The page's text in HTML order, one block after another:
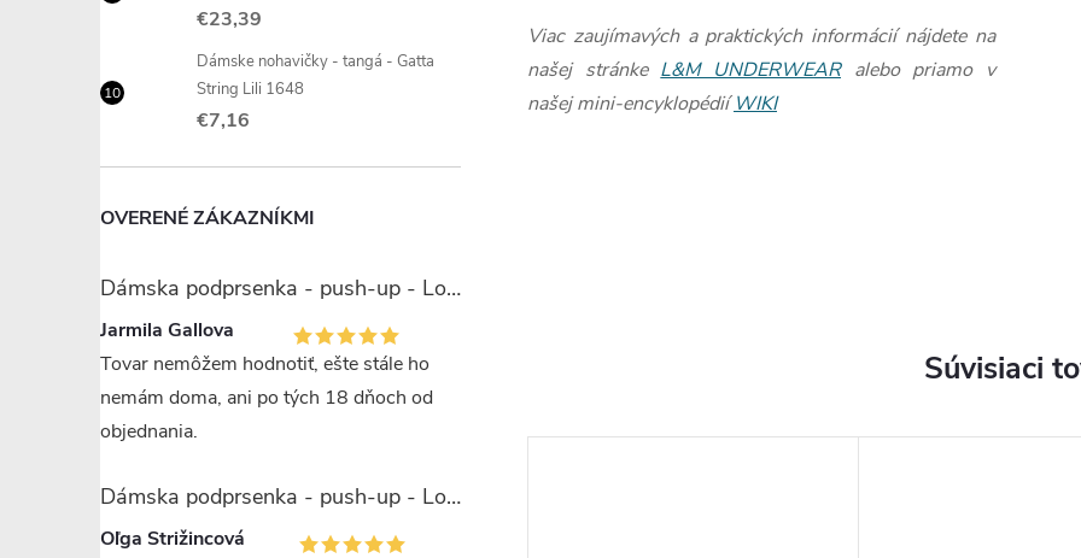
€23,39
Dámske nohavičky - tangá - Gatta
String Lili 1648
€7,16
OVERENÉ ZÁKAZNÍKMI
Dámska podprsenka - push-up - Lormar Miranda
Jarmila Gallova
Tovar nemôžem hodnotiť, ešte stále ho
nemám doma, ani po tých 18 dňoch od
objednania.
Dámska podprsenka - push-up - Lormar Saten Soft up
Oľga Strižincová
Viac zaujímavých a praktických informácií nájdete na
našej stránke L&M UNDERWEARalebo priamo v
našej mini-encyklopédiíWIKI
Súvisiaci